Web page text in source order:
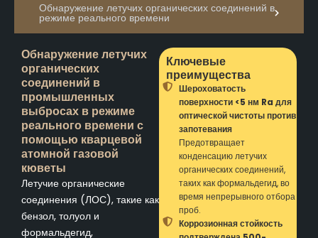
Обнаружение летучих органических соединений в
режиме реального времени
Обнаружение летучих
органических
соединений в
промышленных
выбросах в режиме
реального времени с
помощью кварцевой
атомной газовой
кюветы
Летучие органические
соединения (ЛОС), такие как
бензол, толуол и
формальдегид,
Ключевые
преимущества
Шероховатость
поверхности <5 нм Ra для
оптической чистоты против
запотевания
Предотвращает
конденсацию летучих
органических соединений,
таких как формальдегид, во
время непрерывного отбора
проб.
Коррозионная стойкость